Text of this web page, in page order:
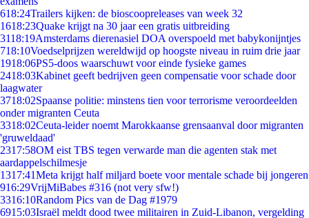
618:24Trailers kijken: de bioscoopreleases van week 32
1618:23Quake krijgt na 30 jaar een gratis uitbreiding
3118:19Amsterdams dierenasiel DOA overspoeld met babykonijntjes
718:10Voedselprijzen wereldwijd op hoogste niveau in ruim drie jaar
1918:06PS5-doos waarschuwt voor einde fysieke games
2418:03Kabinet geeft bedrijven geen compensatie voor schade door
laagwater
3718:02Spaanse politie: minstens tien voor terrorisme veroordeelden
onder migranten Ceuta
3318:02Ceuta-leider noemt Marokkaanse grensaanval door migranten
'gruweldaad'
2317:58OM eist TBS tegen verwarde man die agenten stak met
aardappelschilmesje
1317:41Meta krijgt half miljard boete voor mentale schade bij jongeren
916:29VrijMiBabes #316 (not very sfw!)
3316:10Random Pics van de Dag #1979
6915:03Israël meldt dood twee militairen in Zuid-Libanon, vergelding